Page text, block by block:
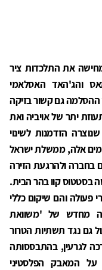
את התלכדות ציר
והג'האד האסלאמי
ההסלמה גם קשור בזיקה
יתר של אויביה ואת
הזדמנות לשינוי
אלה, ממשלת ישראל
בחברה ולהרגעת הזירה
בסטטוס קוו בהר הבית.
פעולה והם שיקום כללי
מחדש של 'משוואת
גם נגד תשתיות הטרור
לגרעין, בהתבססותה
על המאבק הפלסטיני